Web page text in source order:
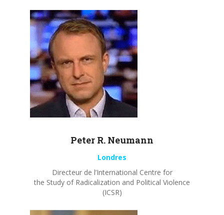
Peter R. Neumann
Londres
Directeur de l’International Centre for
the Study of Radicalization and Political Violence
(ICSR)